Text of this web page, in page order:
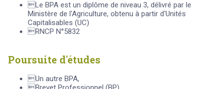
Le BPA est un diplôme de niveau 3, délivré par le
Ministère de l'Agriculture, obtenu à partir d'Unités
Capitalisables (UC)
RNCP N°5832
Poursuite d'études
Un autre BPA,